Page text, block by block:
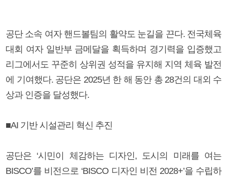
공단 소속 여자 핸드볼팀의 활약도 눈길을 끈다. 전국체육
대회 여자 일반부 금메달을 획득하며 경기력을 입증했고
리그에서도 꾸준히 상위권 성적을 유지해 지역 체육 발전
에 기여했다. 공단은 2025년 한 해 동안 총 28건의 대외 수
상과 인증을 달성했다.
■AI 기반 시설관리 혁신 추진
공단은 ‘시민이 체감하는 디자인, 도시의 미래를 여는
BISCO’를 비전으로 ‘BISCO 디자인 비전 2028+’을 수립하